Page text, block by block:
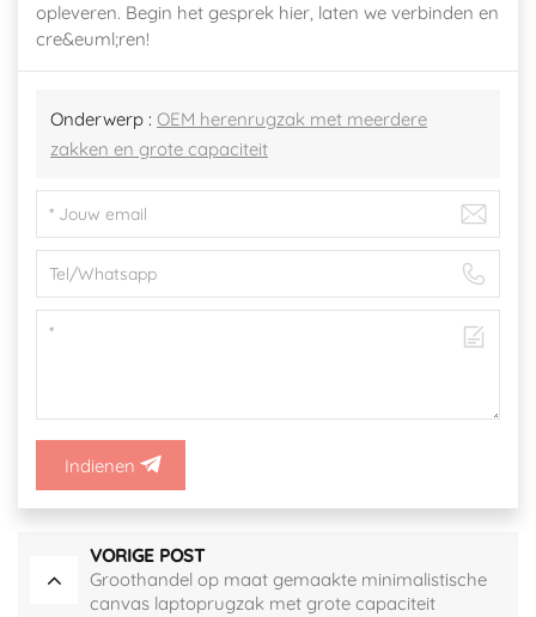
opleveren. Begin het gesprek hier, laten we verbinden en
cre&euml;ren!
Onderwerp : OEM herenrugzak met meerdere
zakken en grote capaciteit
Indienen
VORIGE POST
Groothandel op maat gemaakte minimalistische
canvas laptoprugzak met grote capaciteit